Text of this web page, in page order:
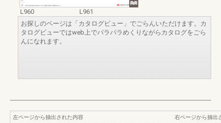
L960
L961
お探しのページは「カタログビュー」でごらんいただけます。カ
タログビューではweb上でパラパラめくりながらカタログをごら
んになれます。
左ページから抽出された内容
右ページから抽出